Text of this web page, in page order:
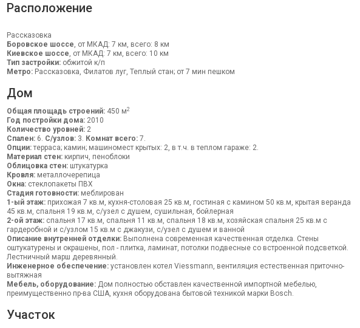
Расположение
Рассказовка
Боровское шоссе, от МКАД: 7 км, всего: 8 км
Киевское шоссе, от МКАД: 7 км, всего: 10 км
Тип застройки:обжитой к/п
Метро:Рассказовка, Филатов луг, Теплый стан; от 7 мин пешком
Дом
Общая площадь строений:450 м2
Год постройки дома:2010
Количество уровней:2
Спален:6. С/узлов:3. Комнат всего:7.
Опции:терраса; камин; машиномест крытых: 2, в т.ч. в теплом гараже: 2.
Материал стен:кирпич, пеноблоки
Облицовка стен:штукатурка
Кровля:металлочерепица
Окна:стеклопакеты ПВХ
Стадия готовности:меблирован
1-ый этаж:прихожая 7 кв.м, кухня-столовая 25 кв.м, гостиная с камином 50 кв.м, крытая веранда
45 кв.м, спальня 19 кв.м, с/узел с душем, сушильная, бойлерная
2-ой этаж:спальня 17 кв.м, спальня 11 кв.м, спальня 18 кв.м, хозяйская спальня 25 кв.м с
гардеробной и с/узлом 15 кв.м с джакузи, с/узел с душем и ванной
Описание внутренней отделки:Выполнена современная качественная отделка. Стены
оштукатурены и окрашены, пол - плитка, ламинат, потолки подвесные со встроенной подсветкой.
Лестничный марш деревянный.
Инженерное обеспечение:установлен котел Viessmann, вентиляция естественная приточно-
вытяжная
Мебель, оборудование:Дом полностью обставлен качественной импортной мебелью,
преимущественно пр-ва США, кухня оборудована бытовой техникой марки Bosch.
Участок